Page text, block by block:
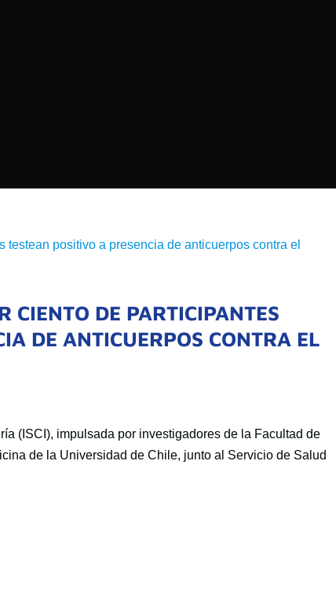
NUESTRO EQUIPO
CIENTO DE PARTICIPANTES
DE ANTICUERPOS CONTRA EL
(ISCI), impulsada por investigadores de la Facultad de
de la Universidad de Chile, junto al Servicio de Salud